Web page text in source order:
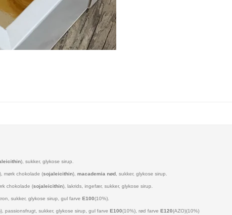
), sukker, glykose sirup.
), mørk chokolade (sojaleicithin), macademia nød , sukker, glykose sirup.
chokolade (sojaleicithin), lakrids, ingefær, sukker, glykose sirup.
sukker, glykose sirup, gul farve E100(10%).
), passionsfrugt, sukker, glykose sirup, gul farve E100(10%), rød farve E120(AZO)(10%)